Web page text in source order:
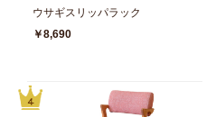
ウサギスリッパラック
￥8,690